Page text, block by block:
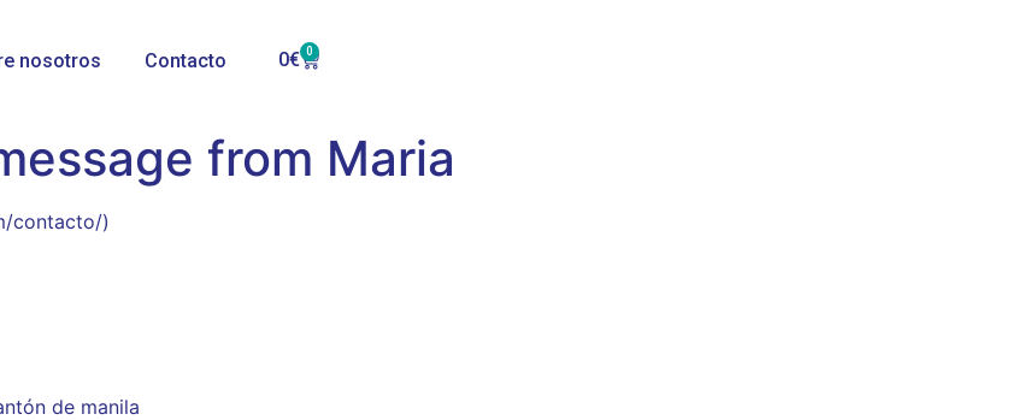
nosotros Contacto 0€ 0
from Maria
contacto/)
de manila